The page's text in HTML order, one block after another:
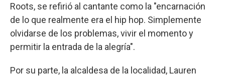
Roots, se refirió al cantante como la "encarnación
de lo que realmente era el hip hop. Simplemente
olvidarse de los problemas, vivir el momento y
permitir la entrada de la alegría".
Por su parte, la alcaldesa de la localidad, Lauren